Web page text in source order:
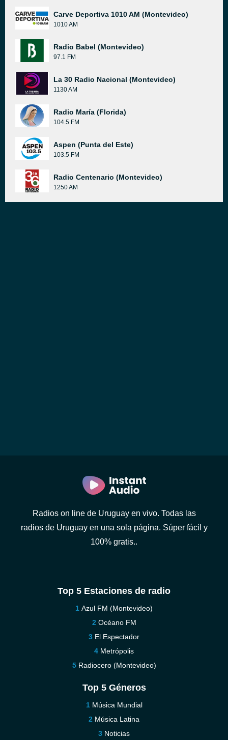
Carve Deportiva 1010 AM (Montevideo)
1010 AM
Radio Babel (Montevideo)
97.1 FM
La 30 Radio Nacional (Montevideo)
1130 AM
Radio María (Florida)
104.5 FM
Aspen (Punta del Este)
103.5 FM
Radio Centenario (Montevideo)
1250 AM
Radios on line de Uruguay en vivo. Todas las
radios de Uruguay en una sola página. Súper fácil y
100% gratis..
Top 5 Estaciones de radio
Azul FM (Montevideo)
Océano FM
El Espectador
Metrópolis
Radiocero (Montevideo)
Top 5 Géneros
Música Mundial
Música Latina
Noticias